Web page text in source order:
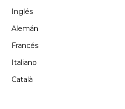
Inglés
Alemán
Francés
Italiano
Català